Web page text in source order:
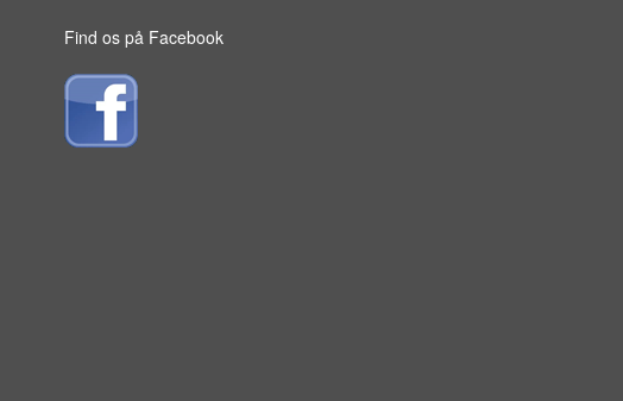
Find os på Facebook